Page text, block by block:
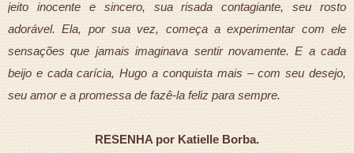
jeito inocente e sincero, sua risada contagiante, seu rosto
adorável. Ela, por sua vez, começa a experimentar com ele
sensações que jamais imaginava sentir novamente. E a cada
beijo e cada carícia, Hugo a conquista mais – com seu desejo,
seu amor e a promessa de fazê-la feliz para sempre.
RESENHA por Katielle Borba.